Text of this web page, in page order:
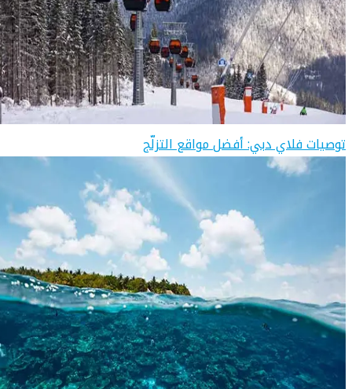
توصيات فلاي دبي: أفضل مواقع التزلّج